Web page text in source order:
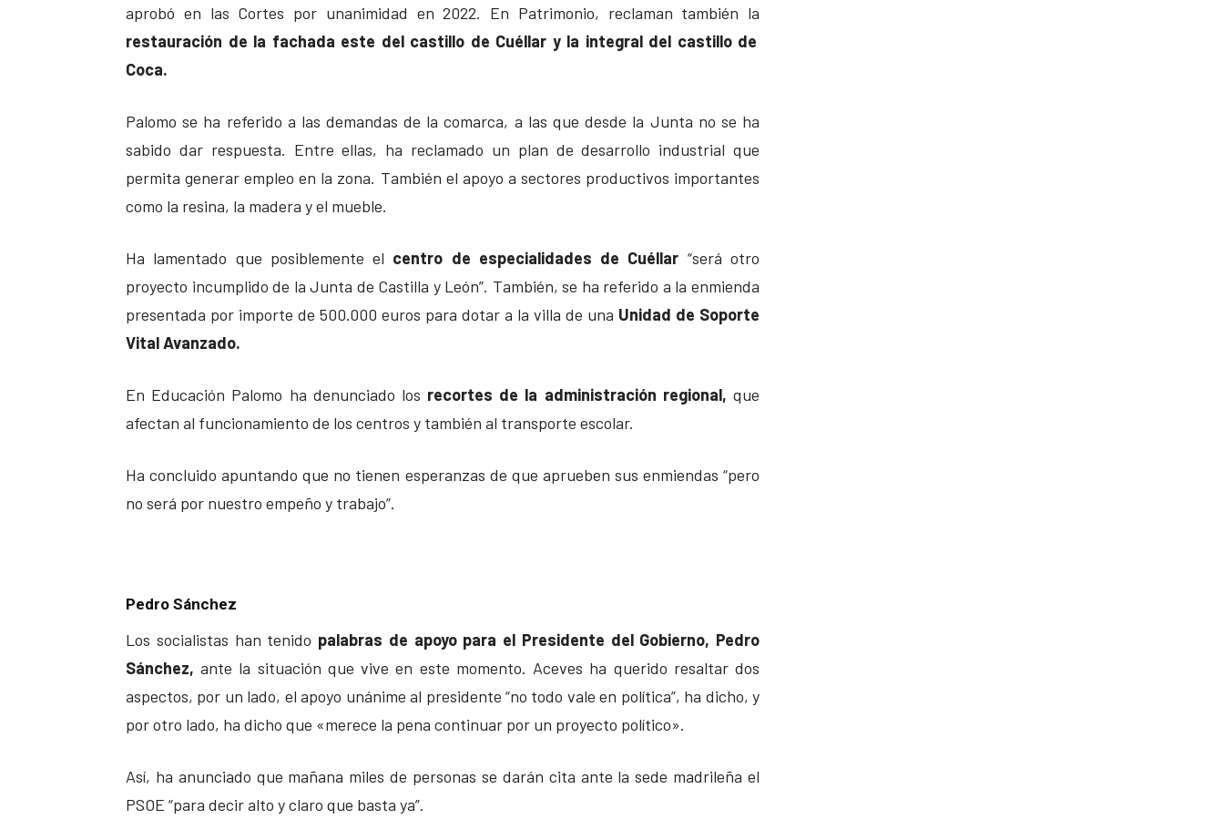
aprobó en las Cortes por unanimidad en 2022. En Patrimonio, reclaman también la
restauración de la fachada este del castillo de Cuéllar y la integral del castillo de
Coca.
Palomo se ha referido a las demandas de la comarca, a las que desde la Junta no se ha
sabido dar respuesta. Entre ellas, ha reclamado un plan de desarrollo industrial que
permita generar empleo en la zona. También el apoyo a sectores productivos importantes
como la resina, la madera y el mueble.
Ha lamentado que posiblemente el centro de especialidades de Cuéllar “será otro
proyecto incumplido de la Junta de Castilla y León”. También, se ha referido a la enmienda
presentada por importe de 500.000 euros para dotar a la villa de una Unidad de Soporte
Vital Avanzado.
En Educación Palomo ha denunciado los recortes de la administración regional, que
afectan al funcionamiento de los centros y también al transporte escolar.
Ha concluido apuntando que no tienen esperanzas de que aprueben sus enmiendas “pero
no será por nuestro empeño y trabajo”.
Pedro Sánchez
Los socialistas han tenido palabras de apoyo para el Presidente del Gobierno, Pedro
Sánchez, ante la situación que vive en este momento. Aceves ha querido resaltar dos
aspectos, por un lado, el apoyo unánime al presidente “no todo vale en política”, ha dicho, y
por otro lado, ha dicho que «merece la pena continuar por un proyecto político».
Así, ha anunciado que mañana miles de personas se darán cita ante la sede madrileña el
PSOE “para decir alto y claro que basta ya”.